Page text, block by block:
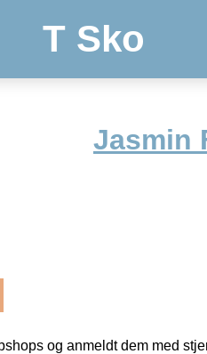
T Sko
Jasmin
og anmeldt dem med